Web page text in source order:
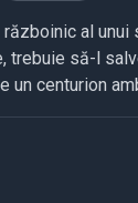
al unui
trebuie să-l
un centurion